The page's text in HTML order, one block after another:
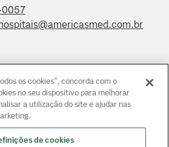
Dr. João Paulo Muaccad Gama
Dra. Ana Carolina Martins Costa
os cookies", concorda com o
no seu dispositivo para melhorar
a utilização do site e ajudar nas
de cookies